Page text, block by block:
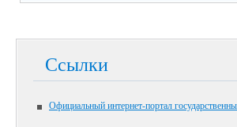
Ссылки
Официальный интернет-портал